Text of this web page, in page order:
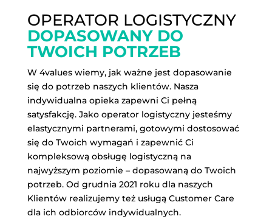
OPERATOR LOGISTYCZNY
DOPASOWANY DO
TWOICH POTRZEB
W 4values wiemy, jak ważne jest dopasowanie
się do potrzeb naszych klientów. Nasza
indywidualna opieka zapewni Ci pełną
satysfakcję. Jako operator logistyczny jesteśmy
elastycznymi partnerami, gotowymi dostosować
się do Twoich wymagań i zapewnić Ci
kompleksową obsługę logistyczną na
najwyższym poziomie – dopasowaną do Twoich
potrzeb. Od grudnia 2021 roku dla naszych
Klientów realizujemy też usługą Customer Care
dla ich odbiorców indywidualnych.